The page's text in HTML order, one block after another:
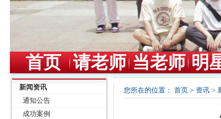
首页 请老师 当老师 明
新闻资讯
通知公告
成功案例
您所在的位置： 首页 > 资讯 >